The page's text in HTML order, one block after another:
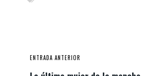
ENTRADA ANTERIOR